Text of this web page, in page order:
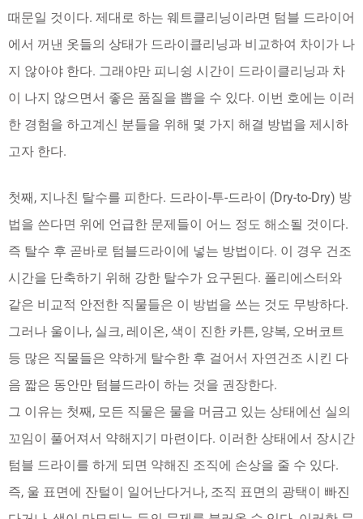
때문일 것이다. 제대로 하는 웨트클리닝이라면 텀블 드라이어
에서 꺼낸 옷들의 상태가 드라이클리닝과 비교하여 차이가 나
지 않아야 한다. 그래야만 피니슁 시간이 드라이클리닝과 차
이 나지 않으면서 좋은 품질을 뽑을 수 있다. 이번 호에는 이러
한 경험을 하고계신 분들을 위해 몇 가지 해결 방법을 제시하
고자 한다.
첫째, 지나친 탈수를 피한다. 드라이-투-드라이 (Dry-to-Dry) 방
법을 쓴다면 위에 언급한 문제들이 어느 정도 해소될 것이다.
즉 탈수 후 곧바로 텀블드라이에 넣는 방법이다. 이 경우 건조
시간을 단축하기 위해 강한 탈수가 요구된다. 폴리에스터와
같은 비교적 안전한 직물들은 이 방법을 쓰는 것도 무방하다.
그러나 울이나, 실크, 레이온, 색이 진한 카튼, 양복, 오버코트
등 많은 직물들은 약하게 탈수한 후 걸어서 자연건조 시킨 다
음 짧은 동안만 텀블드라이 하는 것을 권장한다.
그 이유는 첫째, 모든 직물은 물을 머금고 있는 상태에선 실의
꼬임이 풀어져서 약해지기 마련이다. 이러한 상태에서 장시간
텀블 드라이를 하게 되면 약해진 조직에 손상을 줄 수 있다.
즉, 울 표면에 잔털이 일어난다거나, 조직 표면의 광택이 빠진